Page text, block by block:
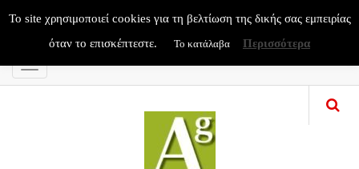
Menu
To site χρησιμοποιεί cookies για τη βελτίωση της δικής σας εμπειρίας
όταν το επισκέπτεστε.
Το κατάλαβα Περισσότερα